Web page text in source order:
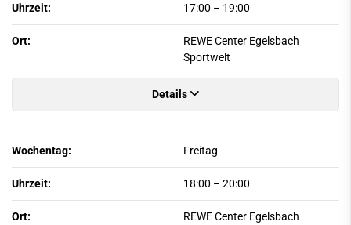
Uhrzeit: 17:00 – 19:00
Ort:
REWE Center Egelsbach
Sportwelt
Details
Wochentag: Freitag
Uhrzeit: 18:00 – 20:00
Ort:
REWE Center Egelsbach